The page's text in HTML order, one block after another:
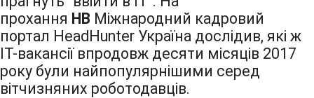
прохання НВ Міжнародний кадровий
портал HeadHunter Україна дослідив, які ж
IT-вакансії впродовж десяти місяців 2017
року були найпопулярнішими серед
вітчизняних роботодавців.